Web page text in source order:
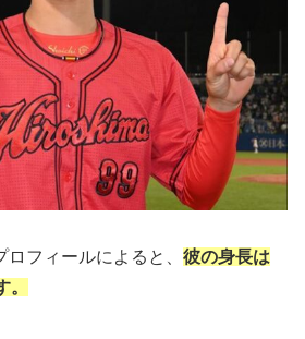
フィールによると、 彼の身長は